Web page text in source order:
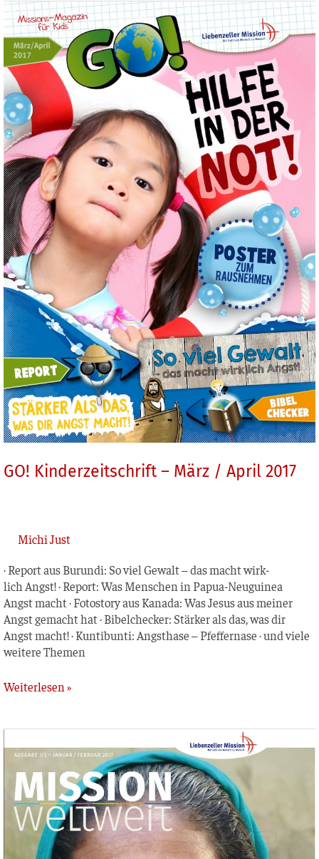
GO! Kinderzeitschrift – März / April 2017
Michi Just
· Report aus Burun­di: So viel Gewalt – das macht wirk­
lich Angst! · Report: Was Men­schen in Papua-Neu­­gui­­nea
Angst macht · Foto­sto­ry aus Kana­da: Was Jesus aus mei­ner
Angst gemacht hat · Bibel­ch­e­cker: Stär­ker als das, was dir
Angst macht! · Kun­tibun­ti: Angst­ha­se – Pfef­fer­na­se · und vie­le
wei­te­re Themen
GO!
Kinderzeitschrift
–
März
April 2017
Weiterlesen »
weltweit
Januar
Februar
2017